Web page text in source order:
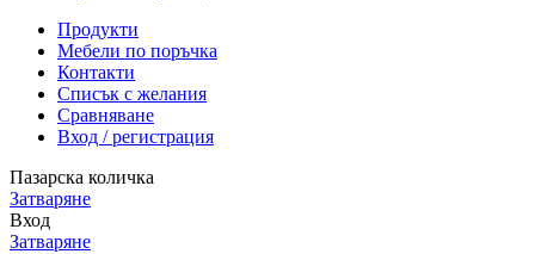
Продукти
Мебели по поръчка
Контакти
Списък с желания
Сравняване
Вход / регистрация
Пазарска количка
Затваряне
Вход
Затваряне